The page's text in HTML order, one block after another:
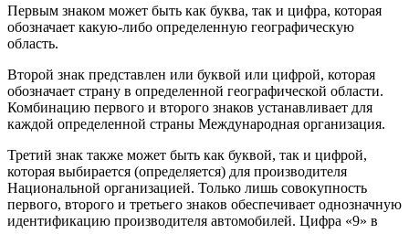
Первым знаком может быть как буква, так и цифра, которая
обозначает какую-либо определенную географическую
область.
Второй знак представлен или буквой или цифрой, которая
обозначает страну в определенной географической области.
Комбинацию первого и второго знаков устанавливает для
каждой определенной страны Международная организация.
Третий знак также может быть как буквой, так и цифрой,
которая выбирается (определяется) для производителя
Национальной организацией. Только лишь совокупность
первого, второго и третьего знаков обеспечивает однозначную
идентификацию производителя автомобилей. Цифра «9» в